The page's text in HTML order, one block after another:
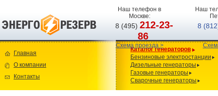
Наш телефон в
Москве:
8 (495)212-23-
86
Схема проезда >
Наш
8
Главная
О компании
Контакты
Каталог генераторов
Бензиновые электростанции
Дизельные генераторы
Газовые генераторы
Сварочные генераторы